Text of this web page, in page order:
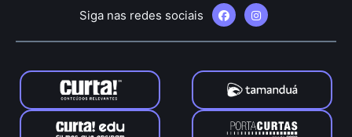
Siga nas redes sociais